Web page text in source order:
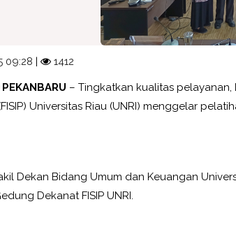
09:28 | 1412
– Tingkatkan kualitas pelayanan,
Universitas Riau (UNRI) menggelar
Dekan Bidang Umum dan Keuangan
Dekanat FISIP UNRI.